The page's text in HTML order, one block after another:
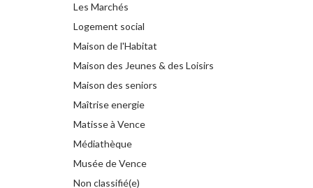
Les Marchés
Logement social
Maison de l'Habitat
Maison des Jeunes & des Loisirs
Maison des seniors
Maîtrise energie
Matisse à Vence
Médiathèque
Musée de Vence
Non classifié(e)